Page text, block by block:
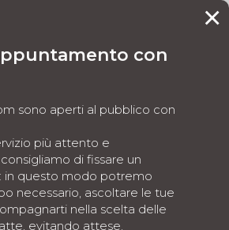
×
con
sono aperti al pubblico con
più attento e
di fissare un
in questo modo potremo
necessario, ascoltare le tue
nella scelta delle
evitando attese.
ARTESI a